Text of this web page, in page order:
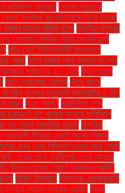
ভূমিকম্প অনুভূত দেশের সবচেয়ে
সংখ্যক বাংলাদেশিকে ভিসা দিচ্ছে
টাকায় বিক্রি হলো দ্বিতীয় পুত্রের
গ্লোবাল মিডিয়া (ইউএসএজিএম)
নটর ডেম ইউনিভার্সিটি বাংলাদেশ
আজ নতুন টাকায় আর থাকবে না শেখ
পরিষদের ২০ নেতা নতুন দলের
নতুন প্যাকেজ ঘোষণা নতুন বছরে
যুদ্ধের মুখোমুখি যুক্তরাষ্ট্র ও চীন
গুঞ্জন নতুন স্বপ্ন নয়াদিল্লি শেখ
চরাঞ্চলে দুই পক্ষের সংঘর্ষে গুলিবিদ্ধ
সহ সকল আসামির খালাস নাগরিক
আওয়ামী লীগকে ভোটে আনার বিষয়ে
চোখ এখন বিপিএল থেকে সরে গেছে
ফেরার পথে যুবলীগের নেতা আবদুর
দিনেও ফেরত দেয়নি আরাকান আর্মি"
নাহিদ ইসলামে নিকগঞ্জে এমআরআই
নিয়ে গেলেন তারেক রহমান নিজে